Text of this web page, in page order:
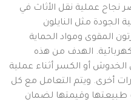
نجاح عملية نقل الأثاث في
الجودة مثل النايلون
المقوى ومواد الحماية
الهدف من هذه
أو الكسر أثناء عملية
أخرى. ويتم التعامل مع كل
وقيمتها لضمان